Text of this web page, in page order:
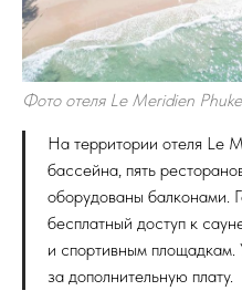
Фото отеля Le Meridien
На территории отеля Le
бассейна, пять
оборудованы балконами.
бесплатный доступ к
и спортивным
за дополнительную плату.